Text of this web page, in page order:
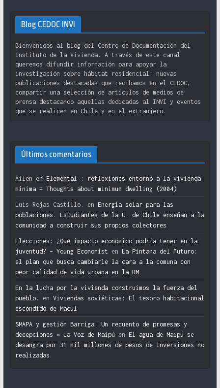
Blog CEDOC INVI
Bienvenidos al blog del Centro de Documentación del
Instituto de la Vivienda. A través de este canal
queremos difundir información para apoyar la
investigación sobre hábitat residencial: nuevas
publicaciones destacadas que recibamos en el CEDOC,
compartir una selección de artículos de medios de
prensa destacando aquellas dedicadas al INVI y eventos
que se realicen en Chile y en el extranjero.
Últimos comentarios
Ailen en Elemental : reflexiones entorno a la vivienda
mínima = Thoughts about minimum dwelling (2004)
Luis Rojas Castillo. en Energía solar para las
poblaciones. Estudiantes de la U. de Chile enseñan a la
comunidad a construir sus propios colectores
Elecciones: ¿Qué impacto económico podría tener en la
juventud? – Young Economist en La Pintana del Futuro:
el plan que busca cambiarle la cara a la comuna con
peor calidad de vida urbana en la RM
En la lucha por la vivienda construimos la fuerza del
pueblo.
en Viviendas soviéticas: El tesoro habitacional
escondido de Macul
SMAPA y gestión Barriga: Un recuento de promesas y
decepciones » La Voz de Maipú en El agua de Maipú se
desangra por 31 mil millones de pesos de inversiones no
realizadas